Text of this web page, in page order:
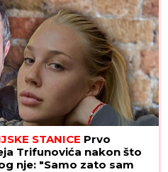
STANICE Prvo
Trifunovića nakon što
nje: "Samo zato sam